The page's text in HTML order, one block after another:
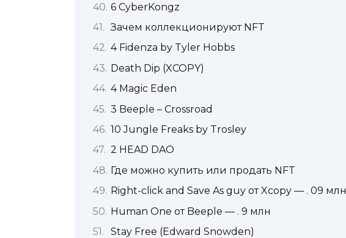
6 CyberKongz
Зачем коллекционируют NFT
4 Fidenza by Tyler Hobbs
Death Dip (XCOPY)
4 Magic Eden
3 Beeple – Crossroad
10 Jungle Freaks by Trosley
2 HEAD DAO
Где можно купить или продать NFT
Right-click and Save As guy от Xcopy — . 09 млн
Human One от Beeple — . 9 млн
Stay Free (Edward Snowden)